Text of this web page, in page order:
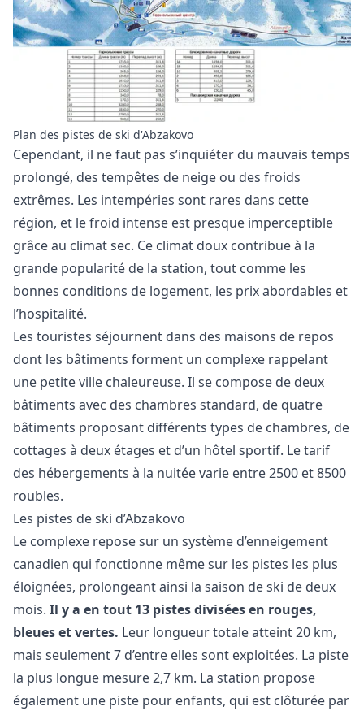
Plan des pistes de ski d'Abzakovo
Cependant, il ne faut pas s’inquiéter du mauvais temps
prolongé, des tempêtes de neige ou des froids
extrêmes. Les intempéries sont rares dans cette
région, et le froid intense est presque imperceptible
grâce au climat sec. Ce climat doux contribue à la
grande popularité de la station, tout comme les
bonnes conditions de logement, les prix abordables et
l’hospitalité.
Les touristes séjournent dans des maisons de repos
dont les bâtiments forment un complexe rappelant
une petite ville chaleureuse. Il se compose de deux
bâtiments avec des chambres standard, de quatre
bâtiments proposant différents types de chambres, de
cottages à deux étages et d’un hôtel sportif. Le tarif
des hébergements à la nuitée varie entre 2500 et 8500
roubles.
Les pistes de ski d’Abzakovo
Le complexe repose sur un système d’enneigement
canadien qui fonctionne même sur les pistes les plus
éloignées, prolongeant ainsi la saison de ski de deux
mois. Il y a en tout 13 pistes divisées en rouges,
bleues et vertes. Leur longueur totale atteint 20 km,
mais seulement 7 d’entre elles sont exploitées. La piste
la plus longue mesure 2,7 km. La station propose
également une piste pour enfants, qui est clôturée par